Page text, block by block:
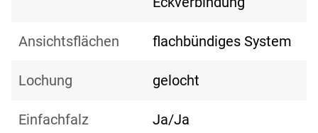
Ansichtsflächen flachbündiges System
Lochung gelocht
Einfachfalz Ja/Ja